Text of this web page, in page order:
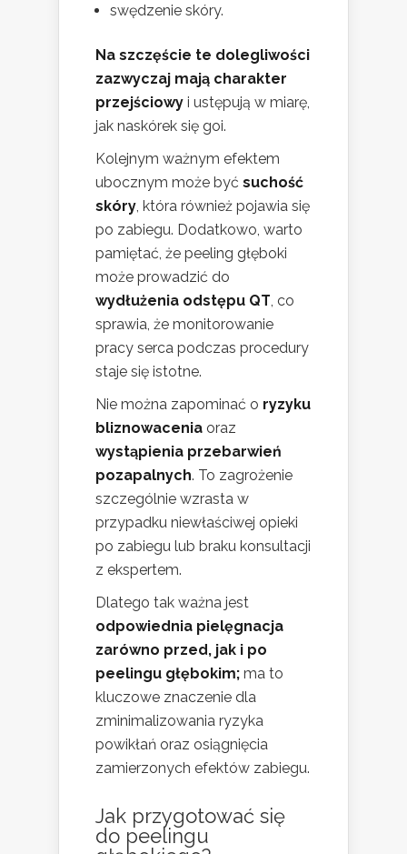
swędzenie skóry.
Na szczęście te dolegliwości
zazwyczaj mają charakter
przejściowy i ustępują w miarę,
jak naskórek się goi.
Kolejnym ważnym efektem
ubocznym może być suchość
skóry , która również pojawia się
po zabiegu. Dodatkowo, warto
pamiętać, że peeling głęboki
może prowadzić do
wydłużenia odstępu QT , co
sprawia, że monitorowanie
pracy serca podczas procedury
staje się istotne.
Nie można zapominać o ryzyku
bliznowacenia oraz
wystąpienia przebarwień
pozapalnych. To zagrożenie
szczególnie wzrasta w
przypadku niewłaściwej opieki
po zabiegu lub braku konsultacji
z ekspertem.
Dlatego tak ważna jest
odpowiednia pielęgnacja
zarówno przed, jak i po
peelingu głębokim; ma to
kluczowe znaczenie dla
zminimalizowania ryzyka
powikłań oraz osiągnięcia
zamierzonych efektów zabiegu.
Jak przygotować się
do peelingu